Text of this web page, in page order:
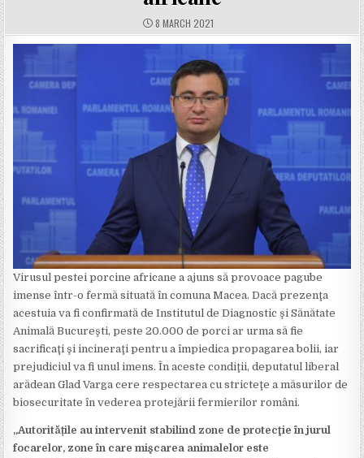
PUBLISHED
DATE:
8 MARCH 2021
Virusul pestei porcine africane a ajuns să provoace pagube
imense într-o fermă situată în comuna Macea. Dacă prezenţa
acestuia va fi confirmată de Institutul de Diagnostic şi Sănătate
Animală Bucureşti, peste 20.000 de porci ar urma să fie
sacrificaţi şi incineraţi pentru a împiedica propagarea bolii, iar
prejudiciul va fi unul imens. În aceste condiţii, deputatul liberal
arădean Glad Varga cere respectarea cu stricteţe a măsurilor de
biosecuritate în vederea protejării fermierilor români.
„Autoritățile au intervenit stabilind zone de protecţie în jurul
focarelor, zone în care mişcarea animalelor este